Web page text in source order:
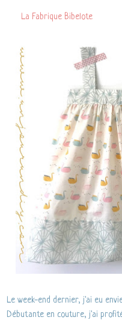
La Fabrique Bibelote
Le week-end dernier, j'ai eu
Débutante en couture, j'ai